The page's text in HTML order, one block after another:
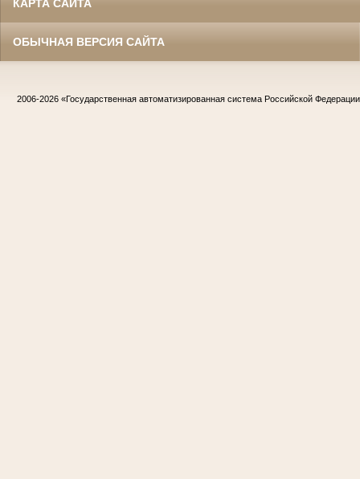
КАРТА САЙТА
ОБЫЧНАЯ ВЕРСИЯ САЙТА
2006-2026 «Государственная автоматизированная система Российской